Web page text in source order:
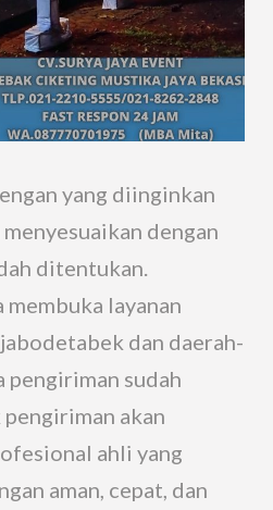
yang diinginkan
dengan
ditentukan.
membuka layanan
dan daerah-
pengiriman sudah
akan
ahli yang
aman, cepat, dan